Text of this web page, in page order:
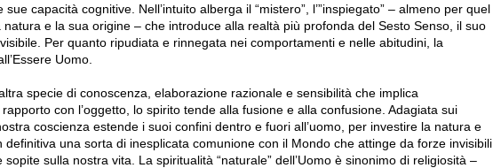
capacità cognitive. Nell’intuito alberga il “mistero”, l’”inspiegato” – almeno per quel
e la sua origine – che introduce alla realtà più profonda del Sesto Senso, il suo
Per quanto ripudiata e rinnegata nei comportamenti e nelle abitudini, la
Uomo.
specie di conoscenza, elaborazione razionale e sensibilità che implica
rapporto con l’oggetto, lo spirito tende alla fusione e alla confusione. Adagiata sui
coscienza estende i suoi confini dentro e fuori all’uomo, per investire la natura e
definitiva una sorta di inesplicata comunione con il Mondo che attinge da forze invisibili
sulla nostra vita. La spiritualità “naturale” dell’Uomo è sinonimo di religiosità –